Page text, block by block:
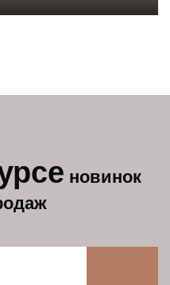
новинок